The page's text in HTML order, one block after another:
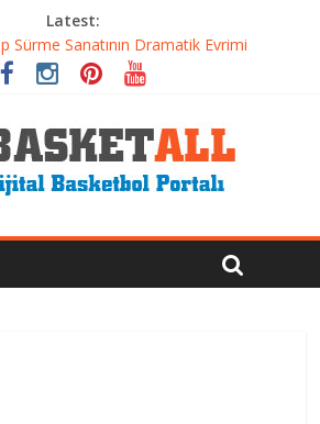
Latest:
ve Grafik Oluşturma
Sürme Sanatının Dramatik Evrimi
Takımı: Gerçek Şampiyon Kim?
Performansı Artıran Bilimsel